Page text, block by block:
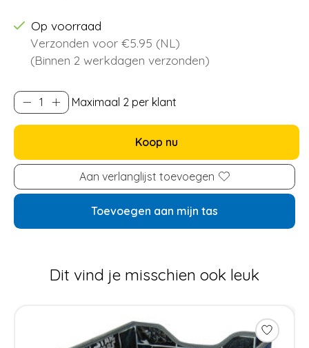
Op voorraad
Verzonden voor €5.95 (NL)
(Binnen 2 werkdagen verzonden)
Maximaal 2 per klant
Koop nu
Aan verlanglijst toevoegen
Toevoegen aan mijn tas
Dit vind je misschien ook leuk